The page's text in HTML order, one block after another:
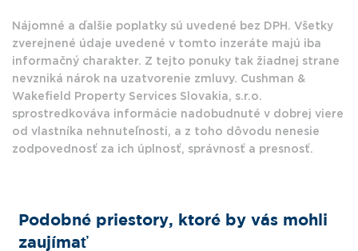
Nájomné a ďalšie poplatky sú uvedené bez DPH. Všetky
zverejnené údaje uvedené v tomto inzeráte majú iba
informačný charakter. Z tejto ponuky tak žiadnej strane
nevzniká nárok na uzatvorenie zmluvy. Cushman &
Wakefield Property Services Slovakia, s.r.o.
sprostredkováva informácie nadobudnuté v dobrej viere
od vlastníka nehnuteľnosti, a z toho dôvodu nenesie
zodpovednosť za ich úplnosť, správnosť a presnosť.
Podobné priestory, ktoré by vás mohli
zaujímať